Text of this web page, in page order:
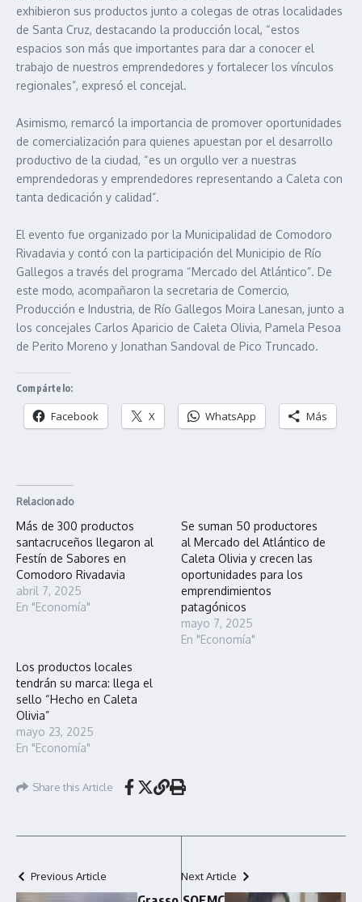
exhibieron sus productos junto a colegas de otras localidades
de Santa Cruz, destacando la producción local, “estos
espacios son más que importantes para dar a conocer el
trabajo de nuestros emprendedores y fortalecer los vínculos
regionales”, expresó el concejal.
Asimismo, remarcó la importancia de promover oportunidades
de comercialización para quienes apuestan por el desarrollo
productivo de la ciudad, “es un orgullo ver a nuestras
emprendedoras y emprendedores representando a Caleta con
tanta dedicación y calidad”.
El evento fue organizado por la Municipalidad de Comodoro
Rivadavia y contó con la participación del Municipio de Río
Gallegos a través del programa “Mercado del Atlántico”. De
este modo, acompañaron la secretaria de Comercio,
Producción e Industria, de Río Gallegos Moira Lanesan, junto a
los concejales Carlos Aparicio de Caleta Olivia, Pamela Pesoa
de Perito Moreno y Jonathan Sandoval de Pico Truncado.
Compártelo:
Facebook X WhatsApp Más
Relacionado
Más de 300 productos
santacruceños llegaron al
Festín de Sabores en
Comodoro Rivadavia
abril 7, 2025
En "Economía"
Se suman 50 productores
al Mercado del Atlántico de
Caleta Olivia y crecen las
oportunidades para los
emprendimientos
patagónicos
mayo 7, 2025
En "Economía"
Los productos locales
tendrán su marca: llega el
sello “Hecho en Caleta
Olivia”
mayo 23, 2025
En "Economía"
Share this Article
Previous Article Next Article